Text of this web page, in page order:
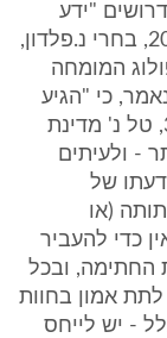
"ידע
והתמצאות מדעיים או טכניים" (ד"נ 20/85, בחרי נ.פלדון,
גרפולוג המומחה
כי "הגיע
לדרגת מדע שימושי ממש" (ע"פ 352/71, טל נ' מדינת
112), ולכן מותר - ולעיתים
של
(או
כדי להעביר
החתימה, ובכל
אמון בחוות
- יש לייחס